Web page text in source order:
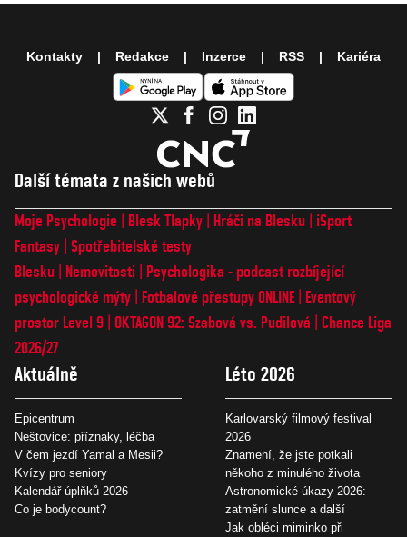
Další témata z našich webů
Moje Psychologie Blesk Tlapky Hráči na Blesku
iSport
Fantasy Spotřebitelské testy
Blesku
Nemovitosti
Psychologika - podcast rozbíjející
psychologické mýty
Fotbalové přestupy ONLINE
Eventový
prostor Level 9 OKTAGON 92: Szabová vs. Pudilová
Chance Liga
2026/27
Aktuálně
Epicentrum
Neštovice: příznaky, léčba
V čem jezdí Yamal a Mesii?
Kvízy pro seniory
Kalendář úplňků 2026
Co je bodycount?
Léto 2026
Karlovarský filmový festival
2026
Znamení, že jste potkali
někoho z minulého života
Astronomické úkazy 2026:
zatmění slunce a další
Jak obléci miminko při
Kontakty Redakce Inzerce RSS Kariéra